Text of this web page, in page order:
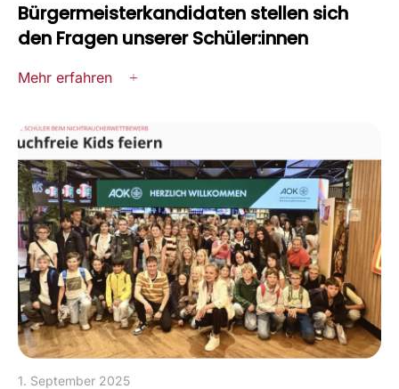
Bürgermeisterkandidaten stellen sich
den Fragen unserer Schüler:innen
Mehr erfahren
1. September 2025